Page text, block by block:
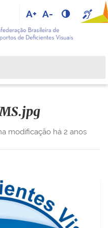
A+ A-
modificação há 2 anos